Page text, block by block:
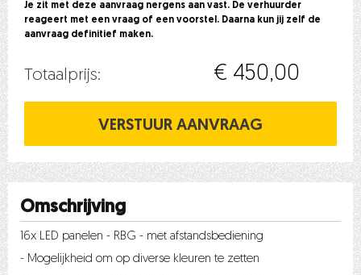
Je zit met deze aanvraag nergens aan vast. De verhuurder
reageert met een vraag of een voorstel. Daarna kun jij zelf de
aanvraag definitief maken.
Totaalprijs: € 450,00
Omschrijving
16x LED panelen - RBG - met afstandsbediening
- Mogelijkheid om op diverse kleuren te zetten